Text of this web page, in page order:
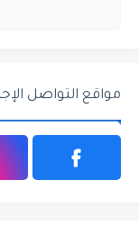
مواقع التواصل